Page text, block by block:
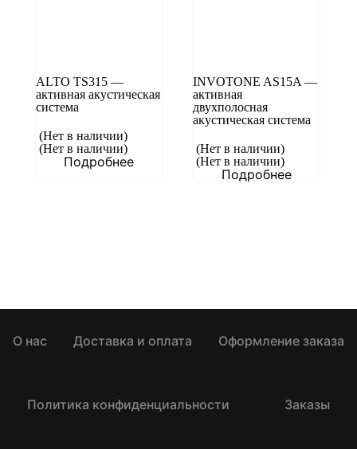
ALTO TS315 —
активная акустическая
система
(Нет в наличии)
(Нет в наличии)
Подробнее
INVOTONE AS15A —
активная
двухполосная
акустическая система
(Нет в наличии)
(Нет в наличии)
Подробнее
О нас Доставка и оплата Оформление заказа
Политика конфиденциальности Заказы